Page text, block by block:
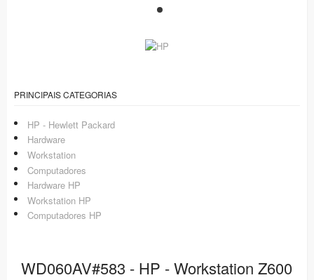
PRINCIPAIS CATEGORIAS
HP - Hewlett Packard
Hardware
Workstation
Computadores
Hardware HP
Workstation HP
Computadores HP
WD060AV#583 - HP - Workstation Z600